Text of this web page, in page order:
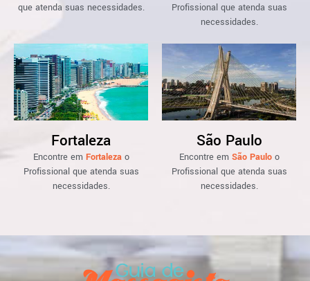
que atenda suas necessidades.
Profissional que atenda suas
necessidades.
Fortaleza
Encontre em Fortalezao
Profissional que atenda suas
necessidades.
São Paulo
Encontre em São Pauloo
Profissional que atenda suas
necessidades.